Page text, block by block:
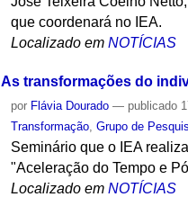
que coordenará no IEA.
Localizado em NOTÍCIAS
As transformações do
por Flávia Dourado — publicado
Transformação ,Grupo de
Seminário que o IEA
"Aceleração do Tempo e
Localizado em NOTÍCIAS